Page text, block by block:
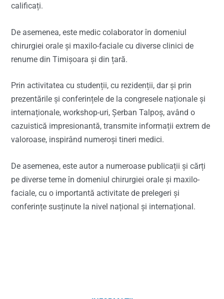
calificați.
De asemenea, este medic colaborator în domeniul
chirurgiei orale și maxilo-faciale cu diverse clinici de
renume din Timișoara și din țară.
Prin activitatea cu studenții, cu rezidenții, dar și prin
prezentările și conferințele de la congresele naționale și
internaționale, workshop-uri, Șerban Talpoș, având o
cazuistică impresionantă, transmite informații extrem de
valoroase, inspirând numeroși tineri medici.
De asemenea, este autor a numeroase publicații și cărți
pe diverse teme în domeniul chirurgiei orale și maxilo-
faciale, cu o importantă activitate de prelegeri și
conferințe susținute la nivel național și internațional.